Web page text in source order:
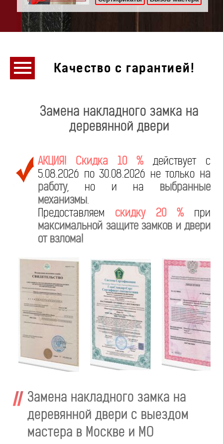
Качество с гарантией!
Замена накладного замка на
деревянной двери
АКЦИЯ! Скидка 10 % действует с
5.08.2026 по 30.08.2026 не только на
работу, но и на выбранные
механизмы.
Предоставляем скидку 20 % при
максимальной защите замков и двери
от взлома!
Замена накладного замка на
деревянной двери с выездом
мастера в Москве и МО